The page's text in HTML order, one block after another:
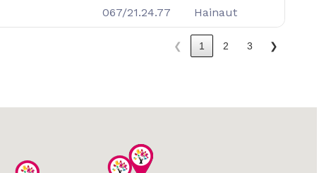
067/21.24.77 Hainaut
❮ 1 2 3 ❯